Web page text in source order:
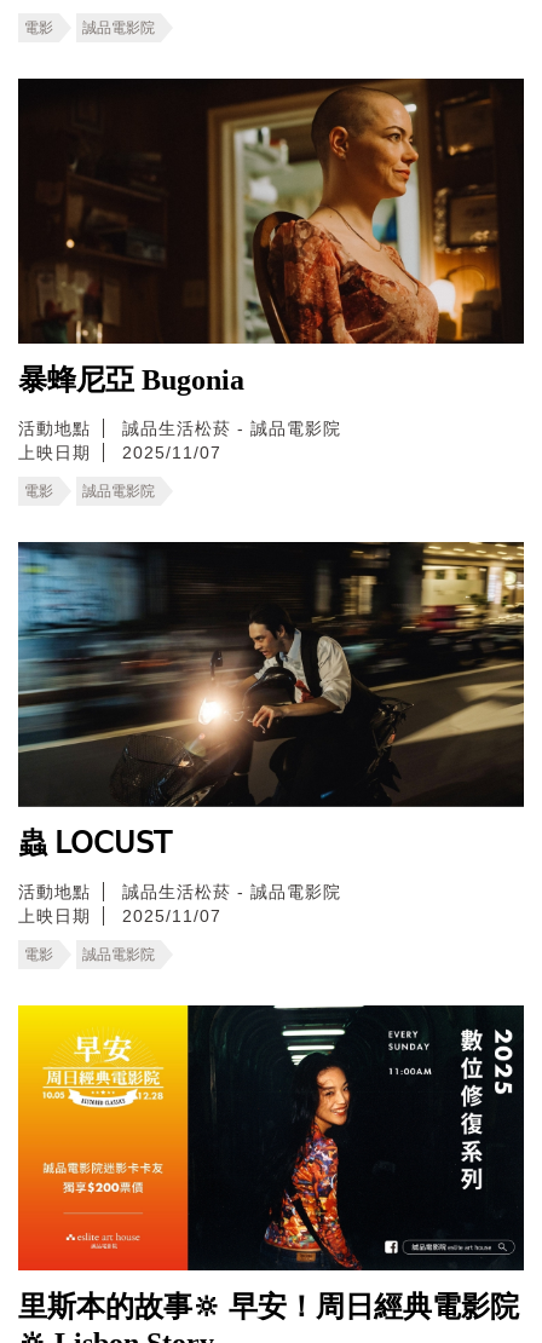
電影 誠品電影院
暴蜂尼亞 Bugonia
活動地點
誠品生活松菸 - 誠品電影院
上映日期
2025/11/07
電影 誠品電影院
蟲 𝖫𝖮𝖢𝖴𝖲𝖳
活動地點
誠品生活松菸 - 誠品電影院
上映日期
2025/11/07
電影 誠品電影院
里斯本的故事🔆 早安！周日經典電影院